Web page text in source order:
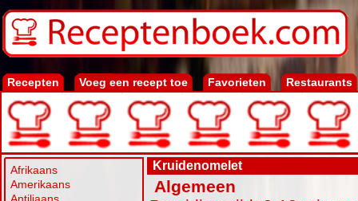
Recepten Voeg een recept toe Favorieten Restaurants
Afrikaans
Amerikaans
Kruidenomelet
Algemeen